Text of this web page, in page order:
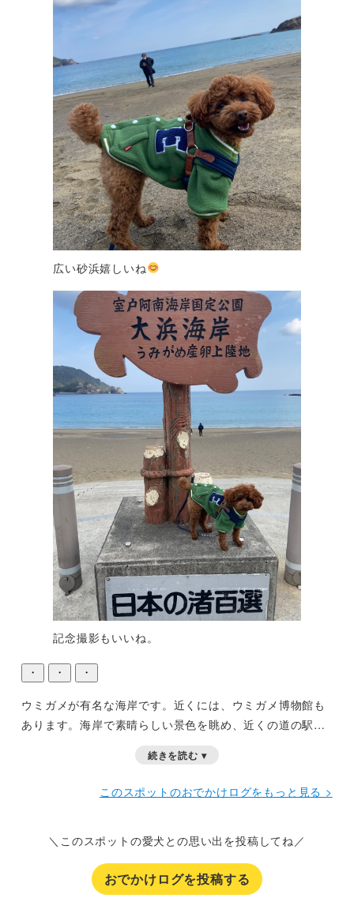
広い砂浜嬉しいね
記念撮影もいいね。
・ ・ ・
ウミガメが有名な海岸です。近くには、ウミガメ博物館も
あります。海岸で素晴らしい景色を眺め、近くの道の駅で
続きを読む ▾
このスポットのおでかけログをもっと見る >
＼このスポットの愛犬との思い出を投稿してね／
おでかけログを投稿する